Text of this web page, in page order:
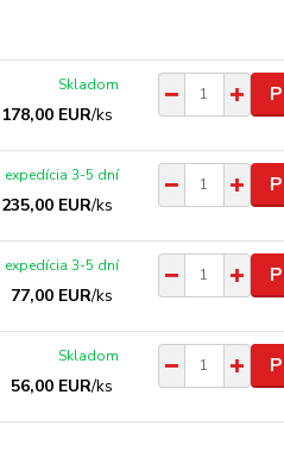
178,00 EUR/ks
Skladom
235,00 EUR/ks
expedícia 3-5 dní
77,00 EUR/ks
expedícia 3-5 dní
56,00 EUR/ks
Skladom